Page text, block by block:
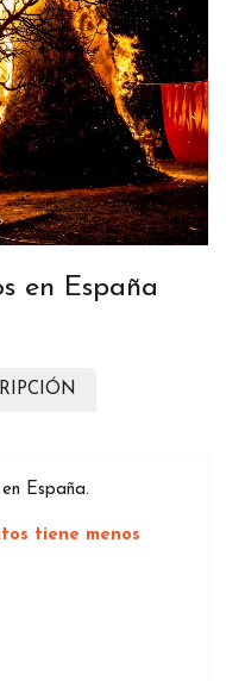
en España
España.
tiene menos